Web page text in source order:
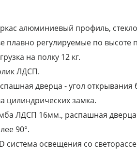
алюминиевый профиль,
плавно регулируемые по высоте
на полку 12 кг.
ЛДСП.
дверца - угол открывания
цилиндрических замка.
ЛДСП 16мм., распашная дверца
90°.
система освещения со